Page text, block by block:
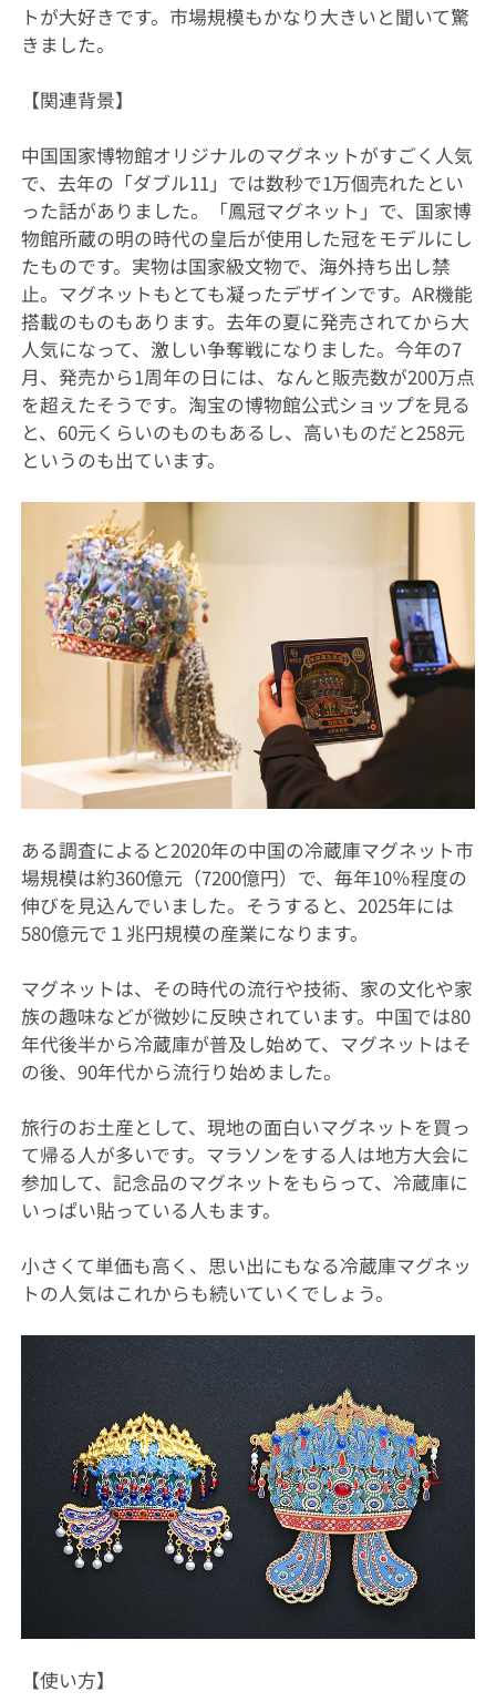
トが大好きです。市場規模もかなり大きいと聞いて驚
きました。
【関連背景】
中国国家博物館オリジナルのマグネットがすごく人気
で、去年の「ダブル11」では数秒で1万個売れたとい
った話がありました。「鳳冠マグネット」で、国家博
物館所蔵の明の時代の皇后が使用した冠をモデルにし
たものです。実物は国家級文物で、海外持ち出し禁
止。マグネットもとても凝ったデザインです。AR機能
搭載のものもあります。去年の夏に発売されてから大
人気になって、激しい争奪戦になりました。今年の7
月、発売から1周年の日には、なんと販売数が200万点
を超えたそうです。淘宝の博物館公式ショップを見る
と、60元くらいのものもあるし、高いものだと258元
というのも出ています。
ある調査によると2020年の中国の冷蔵庫マグネット市
場規模は約360億元（7200億円）で、毎年10％程度の
伸びを見込んでいました。そうすると、2025年には
580億元で１兆円規模の産業になります。
マグネットは、その時代の流行や技術、家の文化や家
族の趣味などが微妙に反映されています。中国では80
年代後半から冷蔵庫が普及し始めて、マグネットはそ
の後、90年代から流行り始めました。
旅行のお土産として、現地の面白いマグネットを買っ
て帰る人が多いです。マラソンをする人は地方大会に
参加して、記念品のマグネットをもらって、冷蔵庫に
いっぱい貼っている人もます。
小さくて単価も高く、思い出にもなる冷蔵庫マグネッ
トの人気はこれからも続いていくでしょう。
【使い方】